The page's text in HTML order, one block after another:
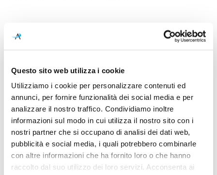
Questo sito web utilizza i cookie
Utilizziamo i cookie per personalizzare contenuti ed
annunci, per fornire funzionalità dei social media e per
analizzare il nostro traffico. Condividiamo inoltre
informazioni sul modo in cui utilizza il nostro sito con i
nostri partner che si occupano di analisi dei dati web,
pubblicità e social media, i quali potrebbero combinarle
con altre informazioni che ha fornito loro o che hanno
raccolto dal suo utilizzo dei loro servizi. Acconsenta ai
Caratteristiche
Cod.Art.
Designer
Dimensioni
Ø 200mm x 270mm - H
360mm
Sorgente luminosa
Led
Potenza e attacco
Max 42W - E27
Lampadina
Esclusa
Dimmerazione
On/Off
Classe energetica
A++, A+, A